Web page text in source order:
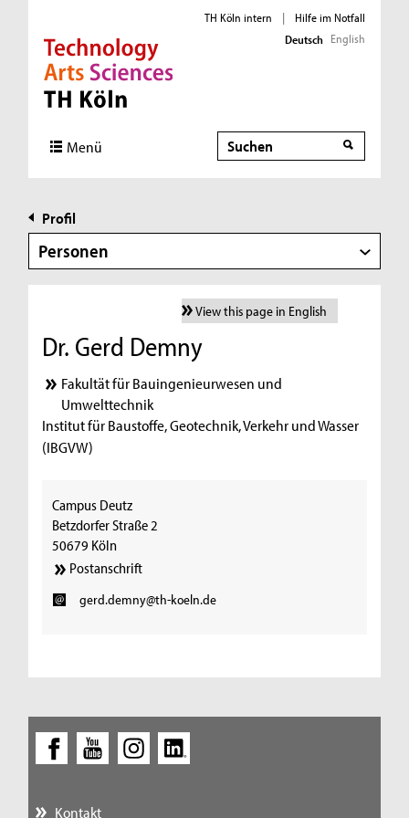
Direkt zur Hauptnavigation
Direkt zur Subnavigation
Direkt zum Inhalt
Direkt zum Fußbereich
TH Köln intern |
Hilfe im Notfall
Deutsch English
Menü Suche
Profil
Personen
View this page in English
Dr. Gerd Demny
Fakultät für Bauingenieurwesen und
Umwelttechnik
Institut für Baustoffe, Geotechnik, Verkehr und Wasser
(IBGVW)
Campus Deutz
Betzdorfer Straße 2
50679 Köln
Postanschrift
gerd.demny@th-koeln.de
Kontakt